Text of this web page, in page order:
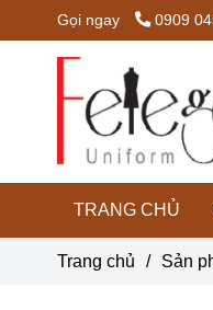
Gọi ngay 0909
TRANG CHỦ
Trang chủ / Sản